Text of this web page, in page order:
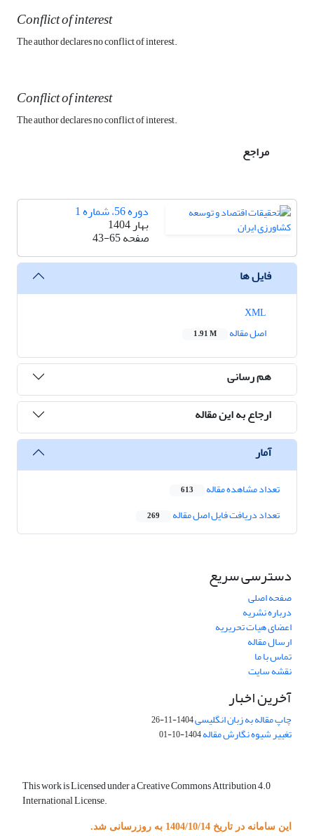
Conflict of interest
The author declares no conflict of interest.
Conflict of interest
The author declares no conflict of interest.
مراجع
دوره 56، شماره 1
بهار 1404
صفحه43-65
فایل ها
اصل مقاله
1.91 M
هم رسانی
ارجاع به این مقاله
آمار
تعداد مشاهده مقاله 613
تعداد دریافت فایل اصل مقاله 269
دسترسی سریع
صفحه اصلی
درباره نشریه
اعضای هیات تحریریه
ارسال مقاله
تماس با ما
نقشه سایت
آخرین اخبار
چاپ مقاله به زبان انگلیسی1404-11-26
تغییر شیوه نگارش مقاله1404-10-01
This work is Licensed under a Creative Commons Attribution 4.0
International License.
این سامانه در تاریخ 1404/10/14 به روزرسانی شد.